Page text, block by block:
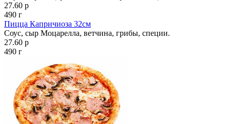
27.60 р
490 г
Пицца Капричиоза 32см
Соус, сыр Моцарелла, ветчина, грибы, специи.
27.60 р
490 г